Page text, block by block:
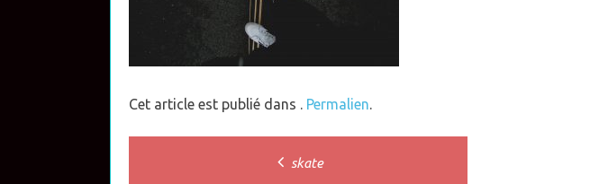
Cet article est publié dans . Permalien.
skate